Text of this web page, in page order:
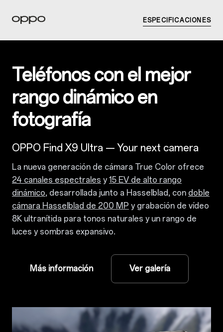
ESPECIFICACIONES
Teléfonos con el mejor
rango dinámico en
fotografía
OPPO Find X9 Ultra — Your next camera
La nueva generación de cámara True Color ofrece
24 canales espectrales y15 EV de alto rango
dinámico, desarrollada junto a Hasselblad, con doble
cámara Hasselblad de 200 MP y grabación de vídeo
8K ultranítida para tonos naturales y un rango de
luces y sombras expansivo.
Más información Ver galería